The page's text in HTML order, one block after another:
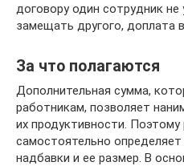
договору один сотрудник
замещать другого, доплата
За что полагаются
Дополнительная сумма,
работникам, позволяет
их продуктивности.
самостоятельно
надбавки и ее размер. В